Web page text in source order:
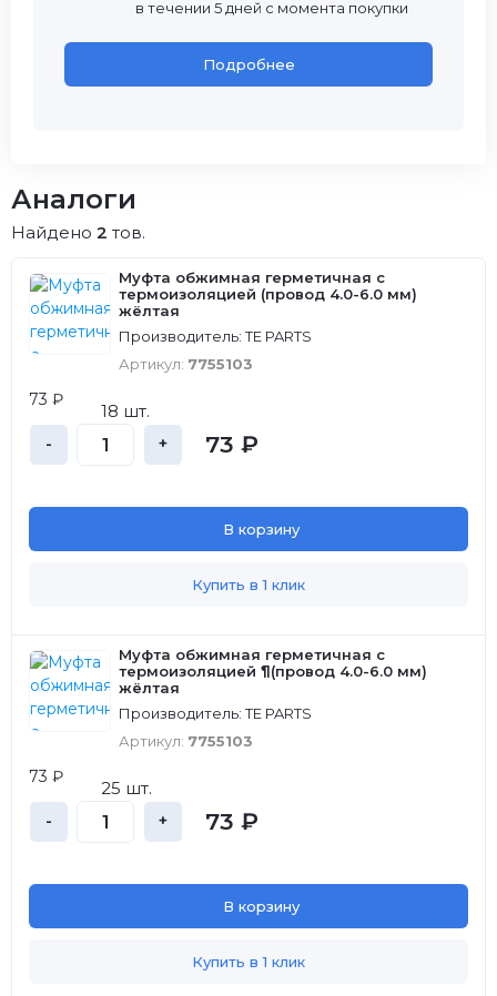
в течении 5 дней с момента покупки
Подробнее
Аналоги
Найдено 2 тов.
Муфта обжимная герметичная с
термоизоляцией (провод 4.0-6.0 мм)
жёлтая
Производитель: TE PARTS
Артикул: 7755103
73 ₽
18 шт.
- + 73 ₽
В корзину
Купить в 1 клик
Муфта обжимная герметичная с
термоизоляцией ¶(провод 4.0-6.0 мм)
жёлтая
Производитель: TE PARTS
Артикул: 7755103
73 ₽
25 шт.
- + 73 ₽
В корзину
Купить в 1 клик